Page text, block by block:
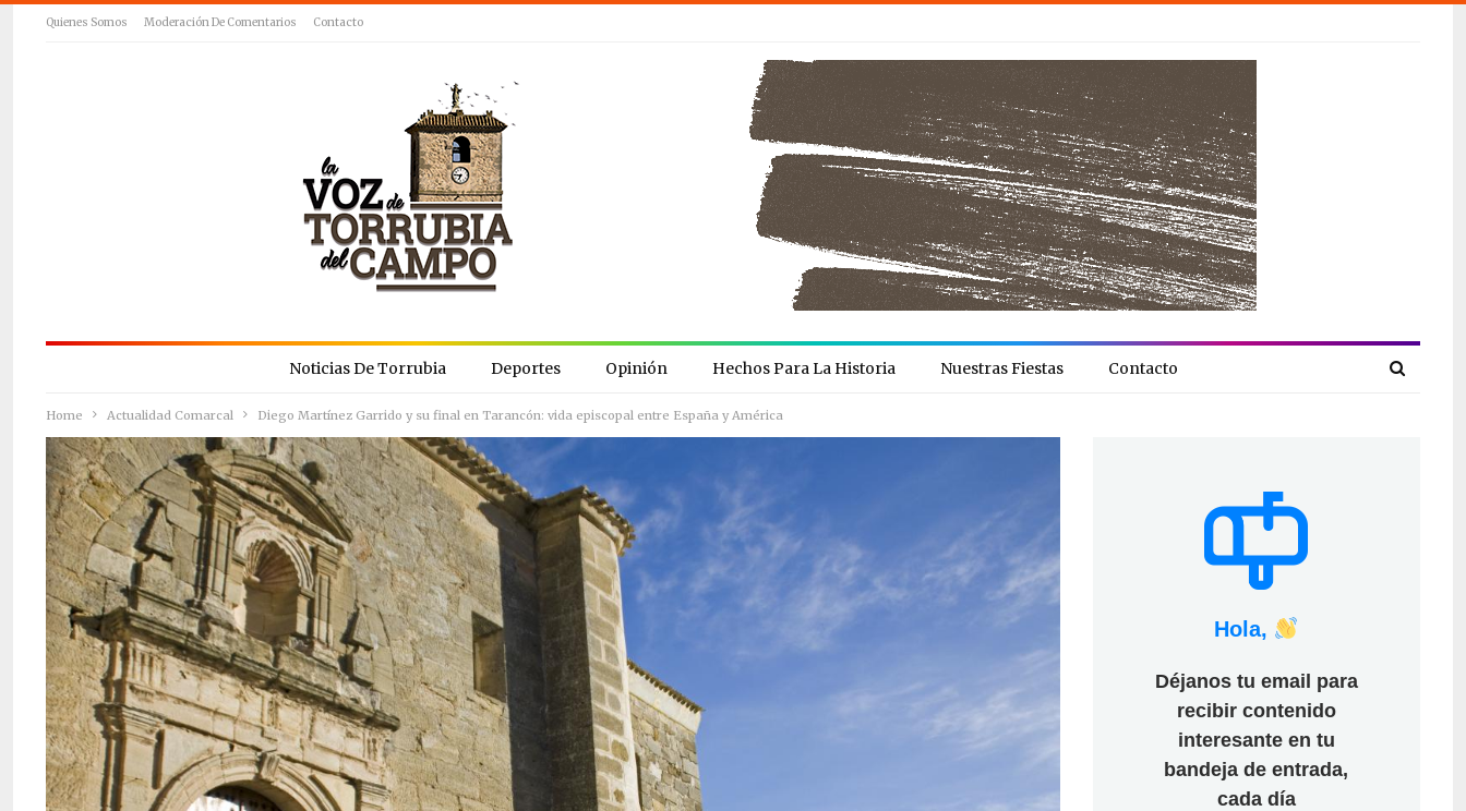
Quienes Somos Moderación De Comentarios Contacto
Noticias De Torrubia Deportes Opinión Hechos Para La Historia Nuestras Fiestas Contacto
Home Actualidad Comarcal Diego Martínez Garrido y su final en Tarancón: vida episcopal entre España y América
Hola,
Déjanos tu email para
recibir contenido
interesante en tu
bandeja de entrada,
cada día